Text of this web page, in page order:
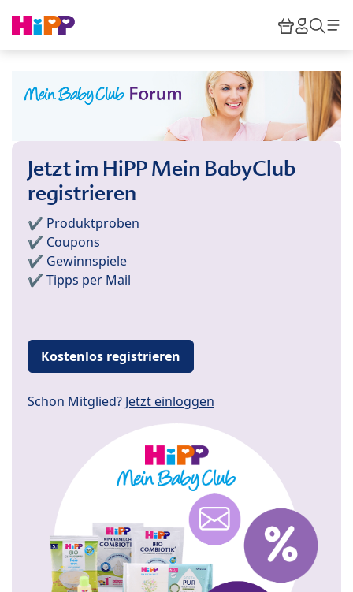
HiPP
Jetzt im HiPP Mein BabyClub
registrieren
✔️ Produktproben
✔️ Coupons
✔️ Gewinnspiele
✔️ Tipps per Mail
Kostenlos registrieren
Schon Mitglied? Jetzt einloggen